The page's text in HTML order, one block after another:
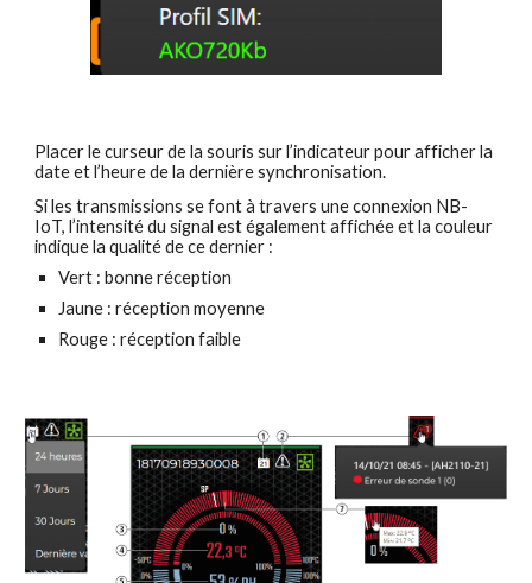
Placer le curseur de la souris sur l’indicateur pour afficher la
date et l’heure de la dernière synchronisation.
Si les transmissions se font à travers une connexion NB-
IoT, l’intensité du signal est également affichée et la couleur
indique la qualité de ce dernier :
Vert : bonne réception
Jaune : réception moyenne
Rouge : réception faible